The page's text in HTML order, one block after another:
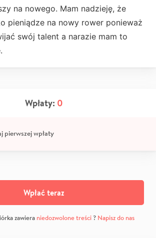
na nowego. Mam nadzieję, że
pieniądze na nowy rower ponieważ
swój talent a narazie mam to
Wpłaty: 0
pierwszej wpłaty
Wpłać teraz
zawiera niedozwolone treści? Napisz do nas